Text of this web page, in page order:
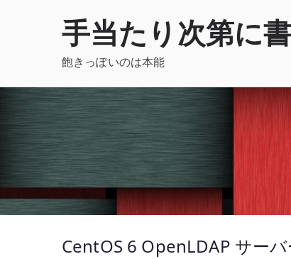
手当たり次第に
飽きっぽいのは本能
CentOS 6 OpenLDAP サー